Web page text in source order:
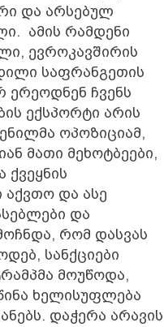
და არსებულ
ამის რამდენი
ევროკავშირის
საფრანგეთის
ერეოდნენ ჩვენს
ექსპორტი არის
ოპოზიციამ,
მათი მეხოტბეები,
ქვეყნის
აქვთო და ასე
და
რომ დასვას
სანქციები
მოუწოდა,
ხელისუფლება
დაჭერა არავის